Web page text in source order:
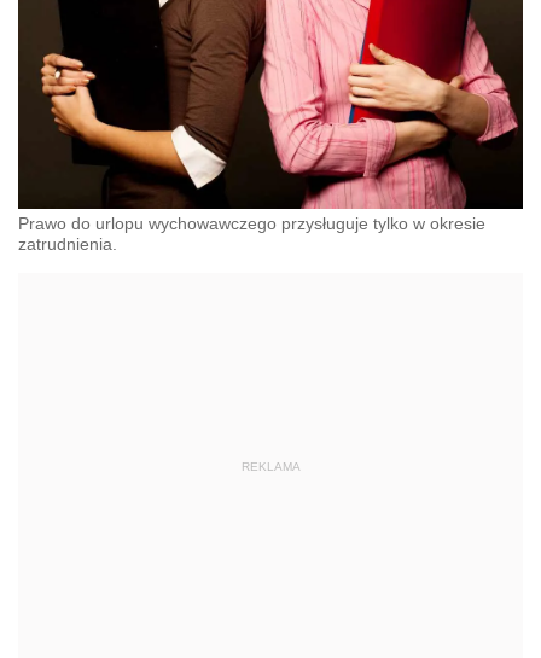
Prawo do urlopu wychowawczego przysługuje tylko w okresie
zatrudnienia.